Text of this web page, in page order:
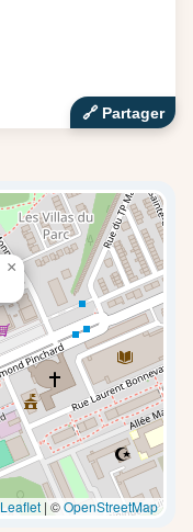
🔗‍️ Partager
×
Leaflet | ©OpenStreetMap